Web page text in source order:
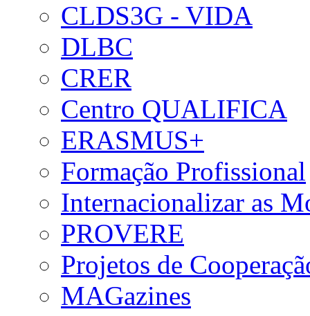
CLDS3G - VIDA
DLBC
CRER
Centro QUALIFICA
ERASMUS+
Formação Profissional
Internacionalizar as
PROVERE
Projetos de
MAGazines